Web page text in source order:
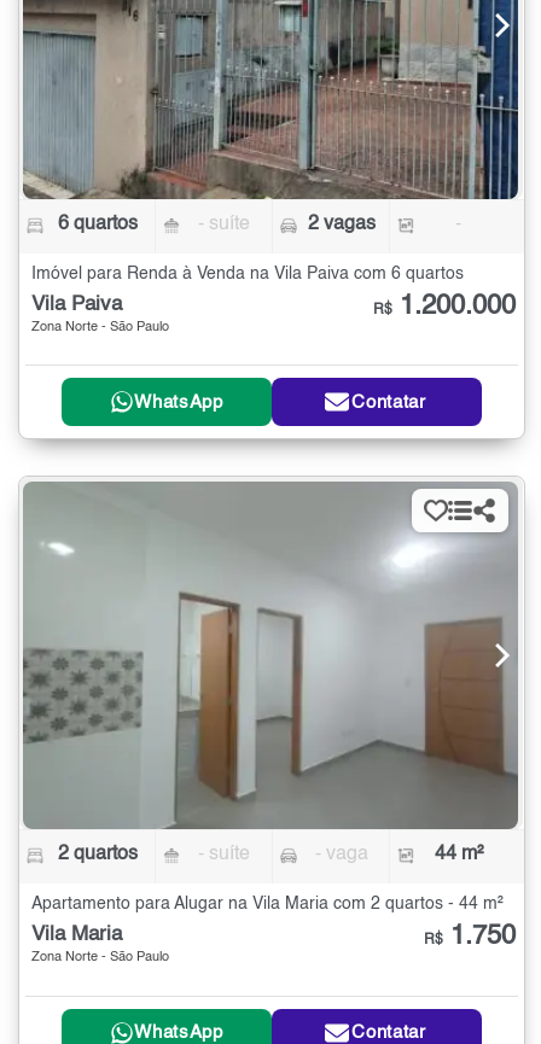
6 quartos - suíte 2 vagas -
Imóvel para Renda à Venda na Vila Paiva com 6 quartos
Vila Paiva
Zona Norte - São Paulo
R$ 1.200.000
WhatsApp Contatar
2 quartos - suíte - vaga 44 m²
Apartamento para Alugar na Vila Maria com 2 quartos - 44 m²
Vila Maria
Zona Norte - São Paulo
R$ 1.750
WhatsApp Contatar